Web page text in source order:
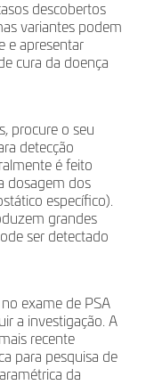
descobertos
variantes podem
e apresentar
cura da doença
procure o seu
detecção
é feito
dosagem dos
específico).
grandes
ser detectado
exame de PSA
a investigação. A
recente
para pesquisa de
da